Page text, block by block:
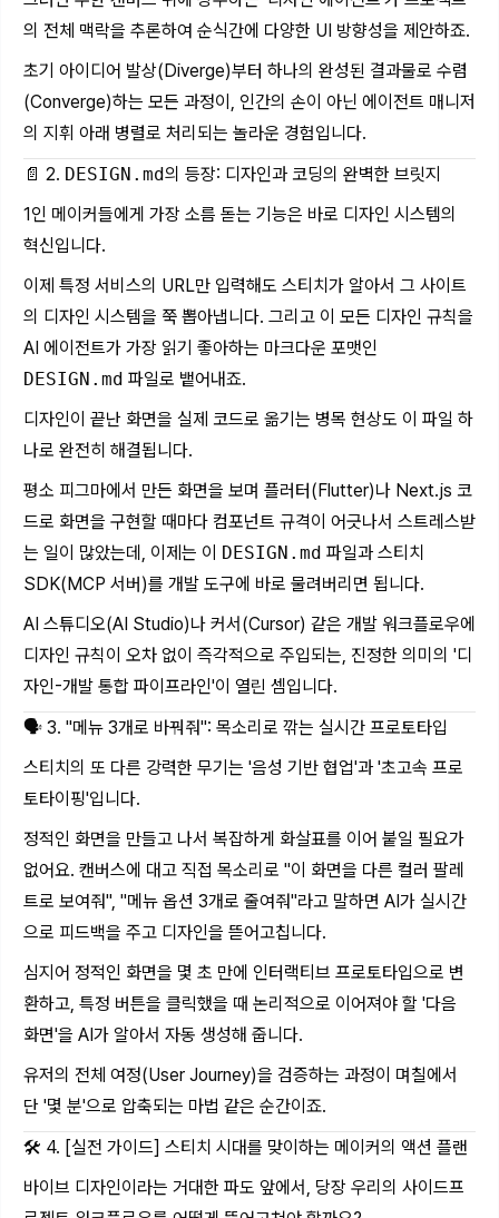
의 전체 맥락을 추론하여 순식간에 다양한 UI 방향성을 제안하죠.
초기 아이디어 발상(Diverge)부터 하나의 완성된 결과물로 수렴
(Converge)하는 모든 과정이, 인간의 손이 아닌 에이전트 매니저
의 지휘 아래 병렬로 처리되는 놀라운 경험입니다.
📄 2. DESIGN.md의 등장: 디자인과 코딩의 완벽한 브릿지
1인 메이커들에게 가장 소름 돋는 기능은 바로 디자인 시스템의
혁신입니다.
이제 특정 서비스의 URL만 입력해도 스티치가 알아서 그 사이트
의 디자인 시스템을 쭉 뽑아냅니다. 그리고 이 모든 디자인 규칙을
AI 에이전트가 가장 읽기 좋아하는 마크다운 포맷인
DESIGN.md 파일로 뱉어내죠.
디자인이 끝난 화면을 실제 코드로 옮기는 병목 현상도 이 파일 하
나로 완전히 해결됩니다.
평소 피그마에서 만든 화면을 보며 플러터(Flutter)나 Next.js 코
드로 화면을 구현할 때마다 컴포넌트 규격이 어긋나서 스트레스받
는 일이 많았는데, 이제는 이 DESIGN.md 파일과 스티치
SDK(MCP 서버)를 개발 도구에 바로 물려버리면 됩니다.
AI 스튜디오(AI Studio)나 커서(Cursor) 같은 개발 워크플로우에
디자인 규칙이 오차 없이 즉각적으로 주입되는, 진정한 의미의 '디
자인-개발 통합 파이프라인'이 열린 셈입니다.
🗣️ 3. "메뉴 3개로 바꿔줘": 목소리로 깎는 실시간 프로토타입
스티치의 또 다른 강력한 무기는 '음성 기반 협업'과 '초고속 프로
토타이핑'입니다.
정적인 화면을 만들고 나서 복잡하게 화살표를 이어 붙일 필요가
없어요. 캔버스에 대고 직접 목소리로 "이 화면을 다른 컬러 팔레
트로 보여줘", "메뉴 옵션 3개로 줄여줘"라고 말하면 AI가 실시간
으로 피드백을 주고 디자인을 뜯어고칩니다.
심지어 정적인 화면을 몇 초 만에 인터랙티브 프로토타입으로 변
환하고, 특정 버튼을 클릭했을 때 논리적으로 이어져야 할 '다음
화면'을 AI가 알아서 자동 생성해 줍니다.
유저의 전체 여정(User Journey)을 검증하는 과정이 며칠에서
단 '몇 분'으로 압축되는 마법 같은 순간이죠.
🛠️ 4. [실전 가이드] 스티치 시대를 맞이하는 메이커의 액션 플랜
바이브 디자인이라는 거대한 파도 앞에서, 당장 우리의 사이드프